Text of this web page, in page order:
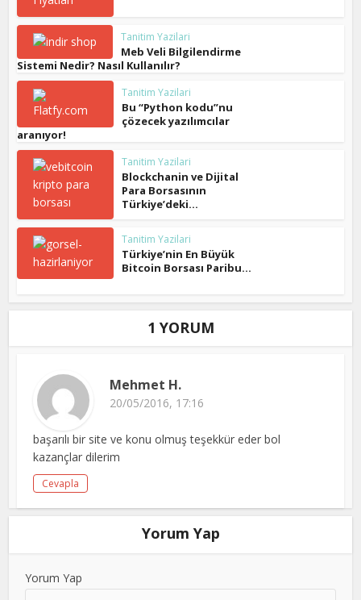
Tanitim Yazilari
Meb Veli Bilgilendirme
Sistemi Nedir? Nasıl Kullanılır?
Tanitim Yazilari
Bu “Python kodu”nu
çözecek yazılımcılar
aranıyor!
Tanitim Yazilari
Blockchanin ve Dijital
Para Borsasının
Türkiye’deki...
Tanitim Yazilari
Türkiye’nin En Büyük
Bitcoin Borsası Paribu...
1 YORUM
Mehmet H.
20/05/2016, 17:16
başarılı bir site ve konu olmuş teşekkür eder bol
kazançlar dilerim
Cevapla
Yorum Yap
Yorum Yap